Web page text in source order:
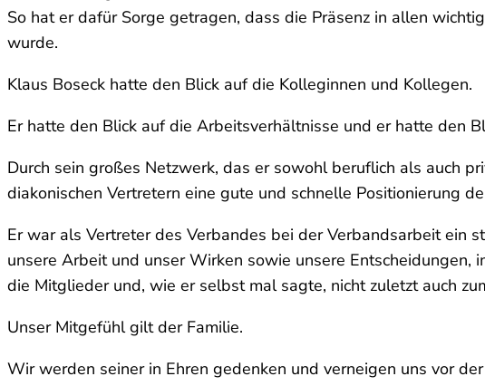
So hat er dafür Sorge getragen, dass die Präsenz in allen
wurde.
Klaus Boseck hatte den Blick auf die Kolleginnen und Kollegen.
Er hatte den Blick auf die Arbeitsverhältnisse und er hatte den
Durch sein großes Netzwerk, das er sowohl beruflich als auch
diakonischen Vertretern eine gute und schnelle Positionierung
Er war als Vertreter des Verbandes bei der Verbandsarbeit ein
unsere Arbeit und unser Wirken sowie unsere Entscheidungen,
die Mitglieder und, wie er selbst mal sagte, nicht zuletzt auch
Unser Mitgefühl gilt der Familie.
Wir werden seiner in Ehren gedenken und verneigen uns vor